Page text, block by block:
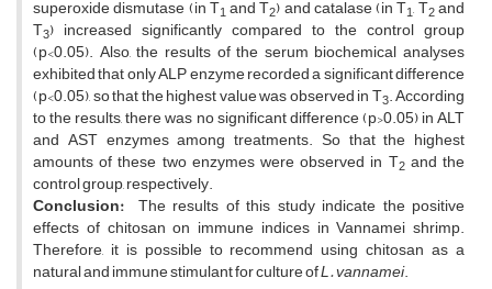
superoxide dismutase (in T1and T2) and catalase (in T1, T2and
T3) increased significantly compared to the control group
(p<0.05). Also, the results of the serum biochemical analyses
exhibited that only ALP enzyme recorded a significant difference
(p<0.05), so that the highest value was observed in T3. According
to the results, there was no significant difference (p>0.05) in ALT
and AST enzymes among treatments. So that the highest
amounts of these two enzymes were observed in T2and the
control group, respectively.
Conclusion: The results of this study indicate the positive
effects of chitosan on immune indices in Vannamei shrimp.
Therefore, it is possible to recommend using chitosan as a
natural and immune stimulant for culture ofL. vannamei.